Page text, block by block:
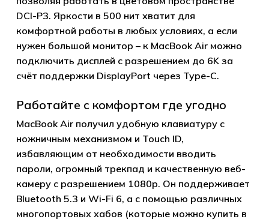
DCI-P3. Яркости в 500 нит хватит для
комфортной работы в любых условиях, а если
нужен большой монитор – к MacBook Air можно
подключить дисплей с разрешением до 6K за
счёт поддержки DisplayPort через Type-C.
Работайте с комфортом где угодно
MacBook Air получил удобную клавиатуру с
ножничным механизмом и Touch ID,
избавляющим от необходимости вводить
пароли, огромный трекпад и качественную веб-
камеру с разрешением 1080p. Он поддерживает
Bluetooth 5.3 и Wi-Fi 6, а с помощью различных
многопортовых хабов (которые можно купить в